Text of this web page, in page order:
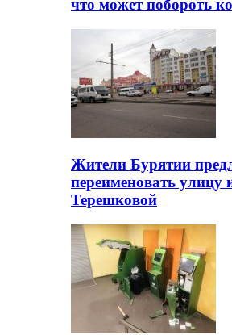
что может побороть
Жители Бурятии
переименовать
Терешковой